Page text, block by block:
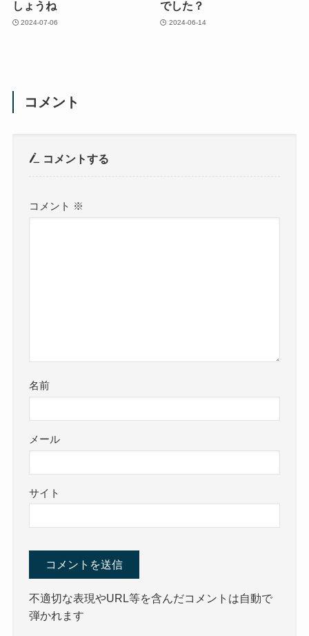
しょうね
2024-07-06
でした？
2024-06-14
コメント
コメントする
コメント ※
名前
メール
サイト
不適切な表現やURL等を含んだコメントは自動で
弾かれます